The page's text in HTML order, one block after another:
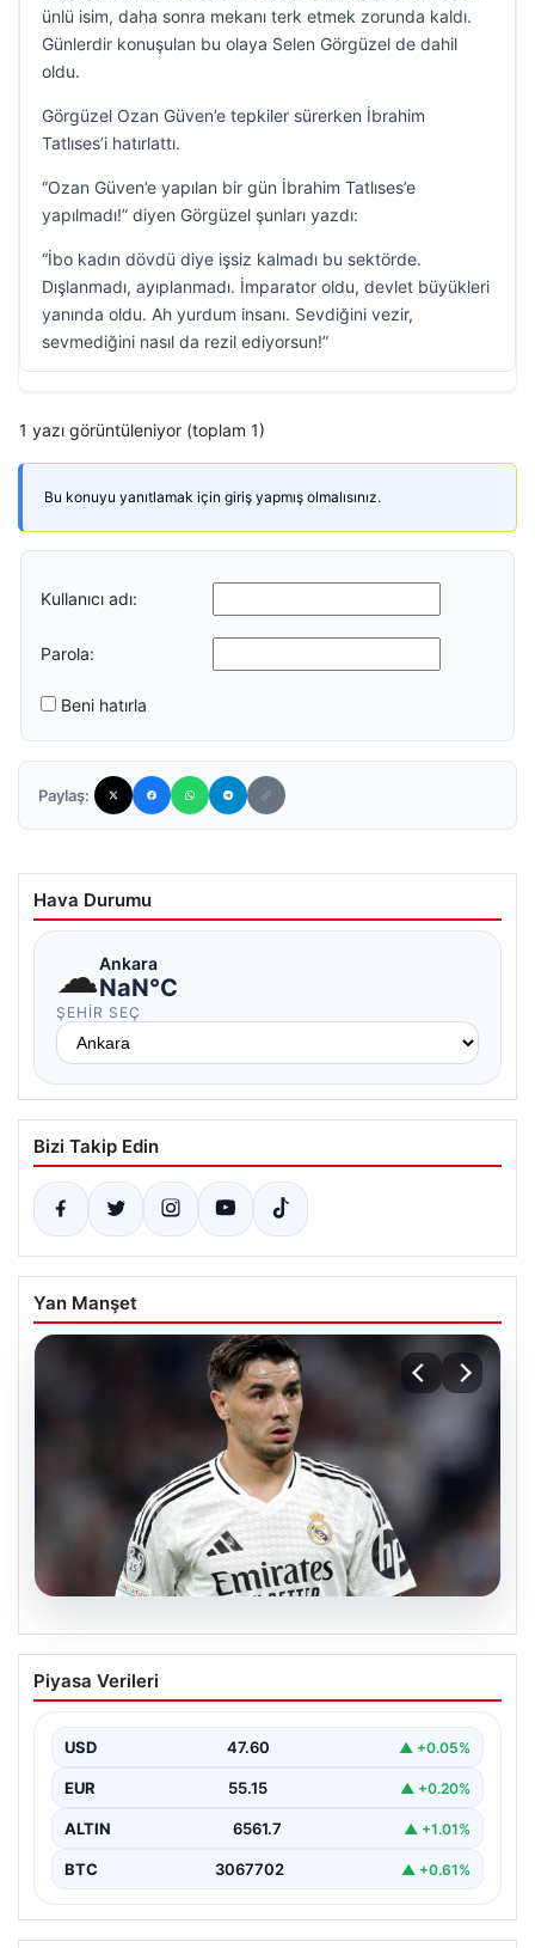
ünlü isim, daha sonra mekanı terk etmek zorunda kaldı.
Günlerdir konuşulan bu olaya Selen Görgüzel de dahil
oldu.
Görgüzel Ozan Güven’e tepkiler sürerken İbrahim
Tatlıses’i hatırlattı.
“Ozan Güven’e yapılan bir gün İbrahim Tatlıses’e
yapılmadı!” diyen Görgüzel şunları yazdı:
“İbo kadın dövdü diye işsiz kalmadı bu sektörde.
Dışlanmadı, ayıplanmadı. İmparator oldu, devlet büyükleri
yanında oldu. Ah yurdum insanı. Sevdiğini vezir,
sevmediğini nasıl da rezil ediyorsun!”
1 yazı görüntüleniyor (toplam 1)
Bu konuyu yanıtlamak için giriş yapmış olmalısınız.
Kullanıcı adı:
Parola:
Beni hatırla
Paylaş:
Hava Durumu
☁Ankara
NaN°C
ŞEHIR SEÇ
Bizi Takip Edin
Yan Manşet
05.08.2026
Beşiktaş’ın sağ kanat arayışında
İspanya rotası: Real Madrid’den sürpriz
Muhammed Salah için sürdürülen görüşmelerin son
alternatif çözümlere hız…
Piyasa Verileri
USD 47.60 ▲ +0.05%
EUR 55.15 ▲ +0.20%
ALTIN 6561.7 ▲ +1.01%
BTC 3067702 ▲ +0.61%